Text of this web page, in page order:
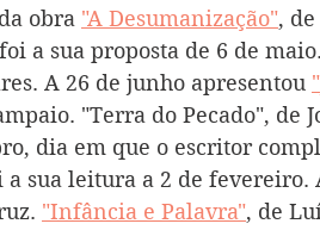
obra "A Desumanização",
a sua proposta de 6 de
A 26 de junho apresentou
"Terra do Pecado", de
dia em que o escritor
sua leitura a 2 de fevereiro.
"Infância e Palavra", de